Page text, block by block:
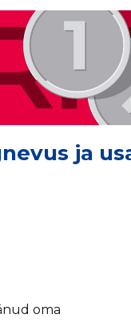
ja
oma